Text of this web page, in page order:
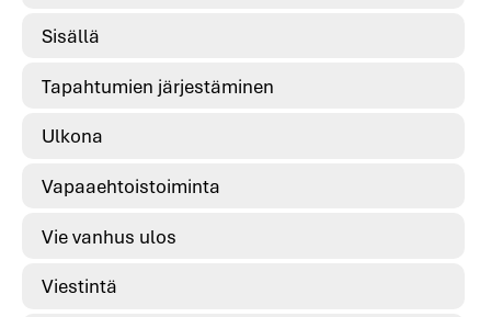
Sisällä
Tapahtumien järjestäminen
Ulkona
Vapaaehtoistoiminta
Vie vanhus ulos
Viestintä